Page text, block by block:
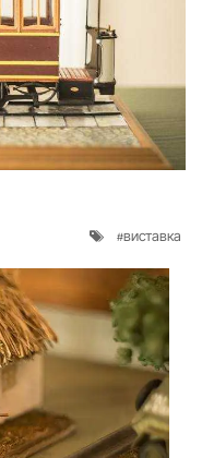
виставка